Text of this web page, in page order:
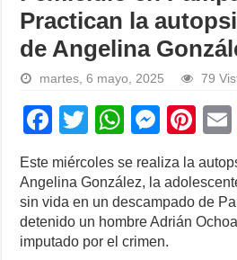
Practican la
de Angelina
martes, 6 mayo, 2025 79
F
a
c
e
b
T
wi
tt
er
W
at
s
A
M
e
ss
e
n
Pi
nt
er
e
st
Este miércoles se realiza la
Angelina González, la
sin vida en un descampado de
detenido un hombre Adrián
imputado por el crimen.